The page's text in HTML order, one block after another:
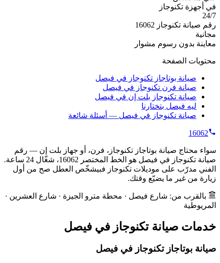
في أجهزة تكنوجاز
24/7
رقم صيانة تكنوجاز 16062
مجانية
معاينة بدون رسوم مشوار
محتويات الصفحة
صيانة بوتاجاز تكنوجاز في فيصل
صيانة فرن تكنوجاز في فيصل
صيانة تكنوجاز بلت إن في فيصل
ليه فيصل بتختارنا
صيانة تكنوجاز في فيصل — أسئلة شائعة
16062
سواء محتاج صيانة بوتاجاز تكنوجاز، فرن، أو جهاز بلت إن — رقم
صيانة تكنوجاز في فيصل هو الخط المختصر 16062، شغّال 24 ساعة.
الفني مدرّب على موديلات تكنوجاز فبيشخّص العطل صح من أول
زيارة من غير ما يضيّع وقتك.
بالقرب من: شارع فيصل · محطة مترو الجيزة · شارع العشرين ·
المريوطية
خدمات صيانة تكنوجاز في فيصل
صيانة بوتاجاز تكنوجاز في فيصل